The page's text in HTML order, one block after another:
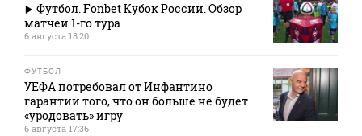
Футбол. Fonbet Кубок России. Обзор
матчей 1-го тура
6 августа 18:20
ФУТБОЛ
УЕФА потребовал от Инфантино
гарантий того, что он больше не будет
«уродовать» игру
6 августа 17:36